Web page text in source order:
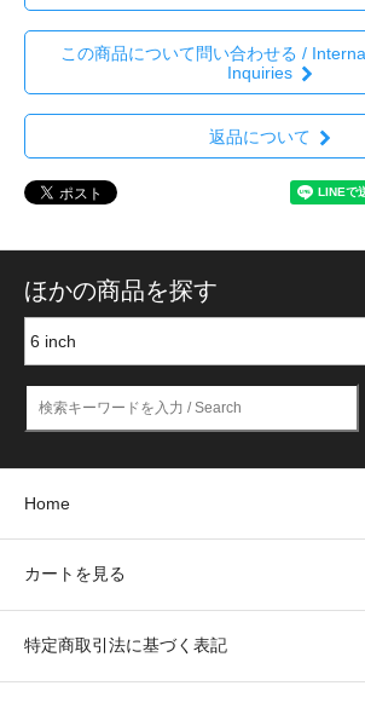
この商品について問い合わせる /
Inquiries
返品について
ほかの商品を探す
Home
カートを見る
特定商取引法に基づく表記